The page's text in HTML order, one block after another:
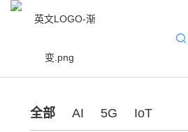
全部 AI 5G IoT